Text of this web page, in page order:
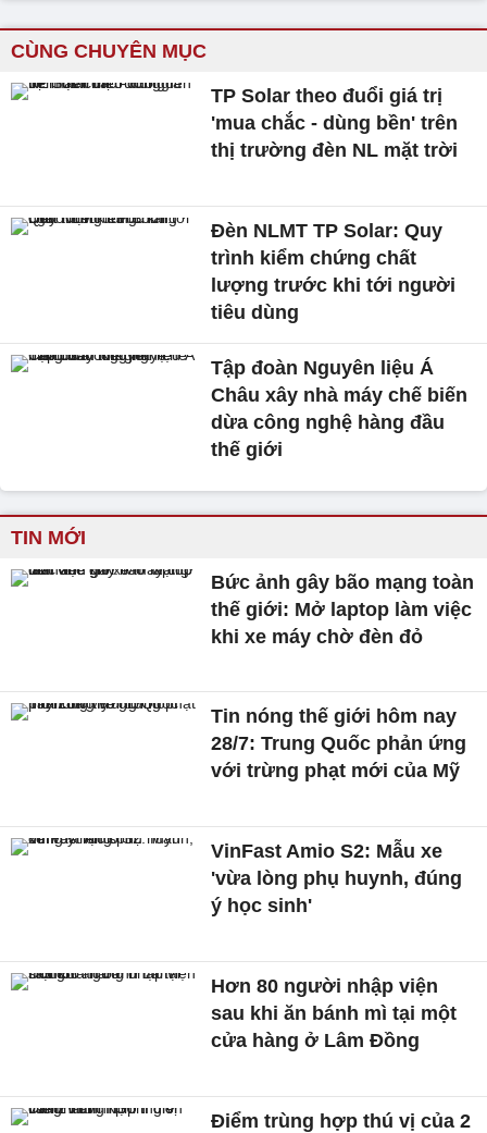
CÙNG CHUYÊN MỤC
TP Solar theo đuổi giá trị
'mua chắc - dùng bền' trên
thị trường đèn NL mặt trời
Đèn NLMT TP Solar: Quy
trình kiểm chứng chất
lượng trước khi tới người
tiêu dùng
Tập đoàn Nguyên liệu Á
Châu xây nhà máy chế biến
dừa công nghệ hàng đầu
thế giới
TIN MỚI
Bức ảnh gây bão mạng toàn
thế giới: Mở laptop làm việc
khi xe máy chờ đèn đỏ
Tin nóng thế giới hôm nay
28/7: Trung Quốc phản ứng
với trừng phạt mới của Mỹ
VinFast Amio S2: Mẫu xe
'vừa lòng phụ huynh, đúng
ý học sinh'
Hơn 80 người nhập viện
sau khi ăn bánh mì tại một
cửa hàng ở Lâm Đồng
Điểm trùng hợp thú vị của 2